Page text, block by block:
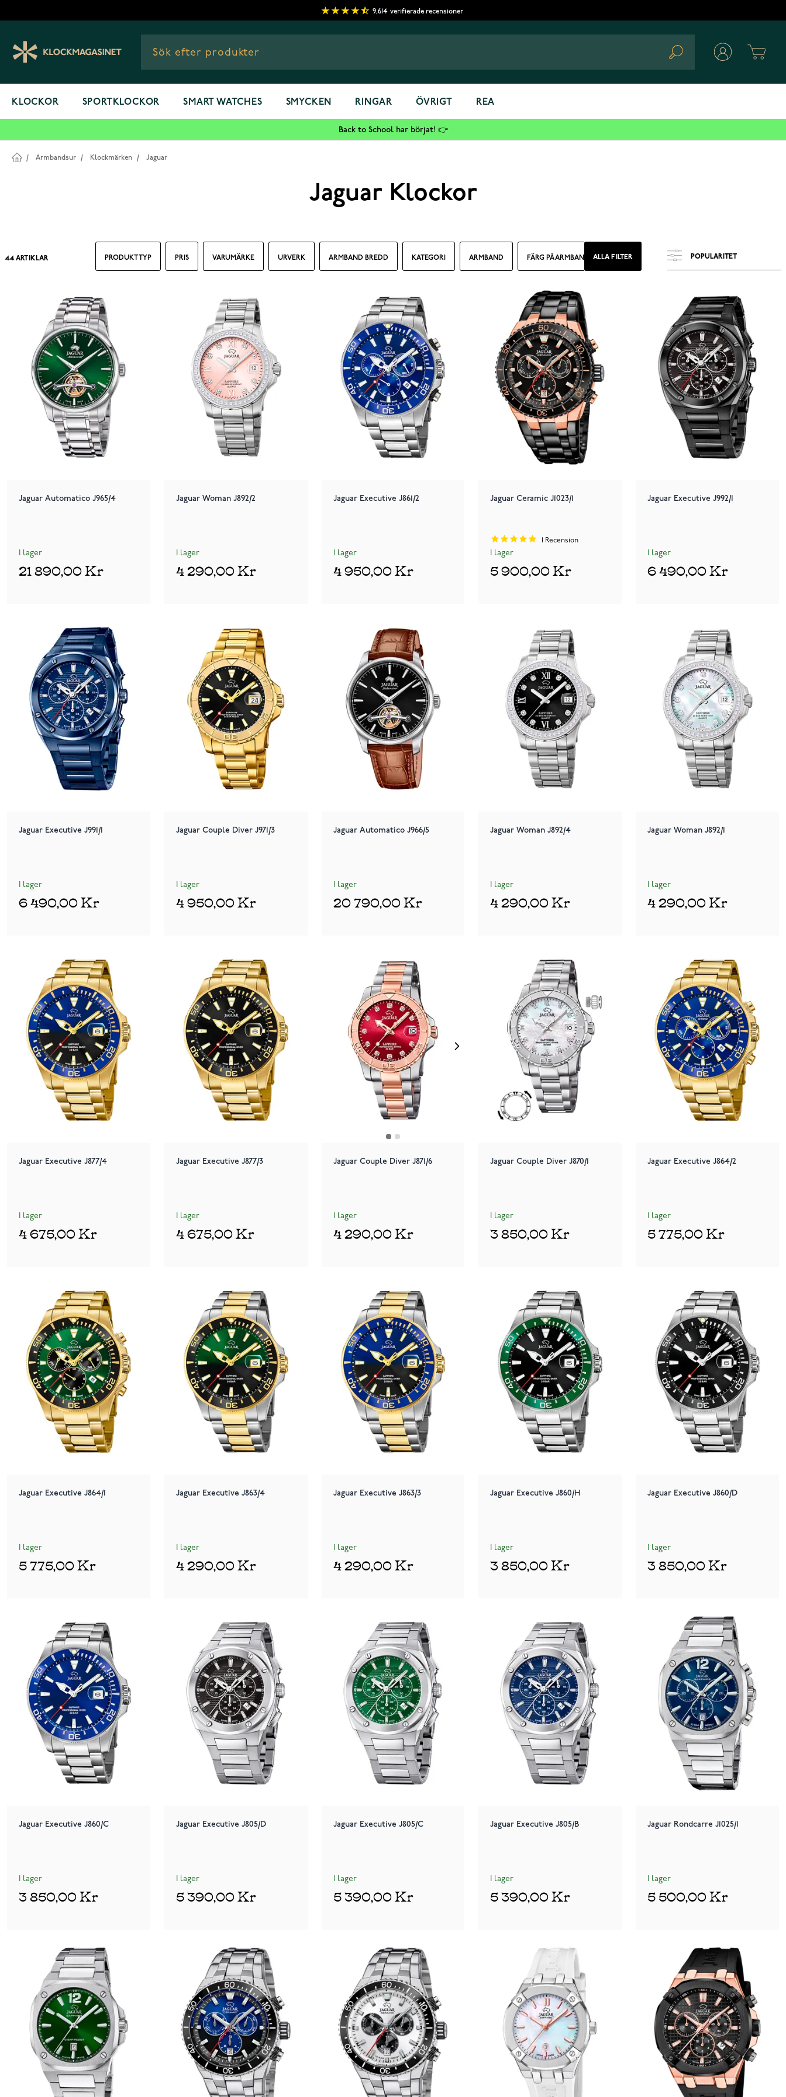
9,614 verifierade recensioner
Search
KLOCKOR SPORTKLOCKOR SMART WATCHES SMYCKEN RINGAR ÖVRIGT REA
Back to School har börjat! 👉
/ Armbandsur / Klockmärken / Jaguar
Jaguar Klockor
PRODUKT TYP PRIS VARUMÄRKE URVERK ARMBAND BREDD KATEGORI ARMBAND FÄRG PÅ ARMBAND FÄRG, URTAVLA BOETTS FÄRG
ALLA FILTER
44ARTIKLAR
Jaguar Automatico J965/4
I lager
21 890,00 Kr
Jaguar Woman J892/2
I lager
4 290,00 Kr
Jaguar Executive J861/2
I lager
4 950,00 Kr
Jaguar Ceramic J1023/1
1 Recension
I lager
5 900,00 Kr
Jaguar Executive J992/1
I lager
6 490,00 Kr
Jaguar Executive J991/1
I lager
6 490,00 Kr
Jaguar Couple Diver J971/3
I lager
4 950,00 Kr
Jaguar Automatico J966/5
I lager
20 790,00 Kr
Jaguar Woman J892/4
I lager
4 290,00 Kr
Jaguar Woman J892/1
I lager
4 290,00 Kr
Jaguar Executive J877/4
I lager
4 675,00 Kr
Jaguar Executive J877/3
I lager
4 675,00 Kr
Jaguar Couple Diver J871/6
I lager
4 290,00 Kr
Jaguar Couple Diver J870/1
I lager
3 850,00 Kr
Jaguar Executive J864/2
I lager
5 775,00 Kr
Jaguar Executive J864/1
I lager
5 775,00 Kr
Jaguar Executive J863/4
I lager
4 290,00 Kr
Jaguar Executive J863/3
I lager
4 290,00 Kr
Jaguar Executive J860/H
I lager
3 850,00 Kr
Jaguar Executive J860/D
I lager
3 850,00 Kr
Jaguar Executive J860/C
I lager
3 850,00 Kr
Jaguar Executive J805/D
I lager
5 390,00 Kr
Jaguar Executive J805/C
I lager
5 390,00 Kr
Jaguar Executive J805/B
I lager
5 390,00 Kr
Jaguar Rondcarre J1025/1
I lager
5 500,00 Kr